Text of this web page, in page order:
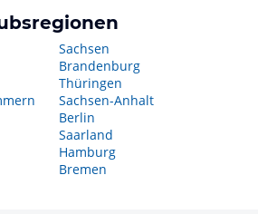
Sachsen
Brandenburg
Thüringen
Sachsen-Anhalt
Berlin
Saarland
Hamburg
Bremen